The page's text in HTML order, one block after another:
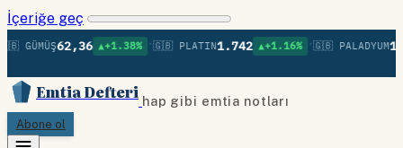
İçeriğe geç
GÜMÜŞ62,36 ▲+1.38% •🇬🇧 PLATIN1.742 ▲+1.16% •🇬🇧 PALADYUM
Emtia Defteri hap gibi emtia notları
Abone ol